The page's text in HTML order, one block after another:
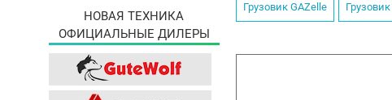
Грузовик GAZelle
НОВАЯ ТЕХНИКА
ОФИЦИАЛЬНЫЕ ДИЛЕРЫ